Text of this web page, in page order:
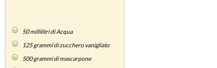
50millilitri di Acqua
125grammi di zucchero vanigliato
500grammi di mascarpone